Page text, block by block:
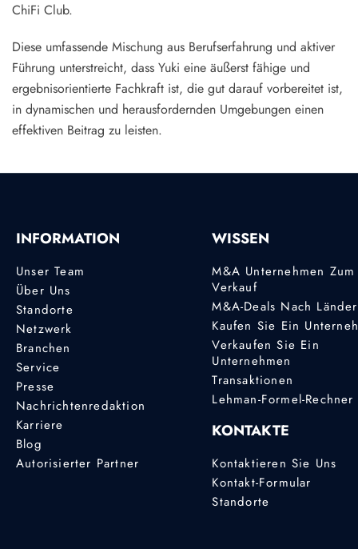
ChiFi Club.
Diese umfassende Mischung aus Berufserfahrung und aktiver
Führung unterstreicht, dass Yuki eine äußerst fähige und
ergebnisorientierte Fachkraft ist, die gut darauf vorbereitet ist,
in dynamischen und herausfordernden Umgebungen einen
effektiven Beitrag zu leisten.
INFORMATION
Unser Team
Über Uns
Standorte
Netzwerk
Branchen
Service
Presse
Nachrichtenredaktion
Karriere
Blog
Autorisierter Partner
WISSEN
M&A Unternehmen Zum
Verkauf
M&A-Deals Nach
Kaufen Sie Ein
Verkaufen Sie Ein
Unternehmen
Transaktionen
Lehman-Formel-Rechner
KONTAKTE
Kontaktieren Sie Uns
Kontakt-Formular
Standorte